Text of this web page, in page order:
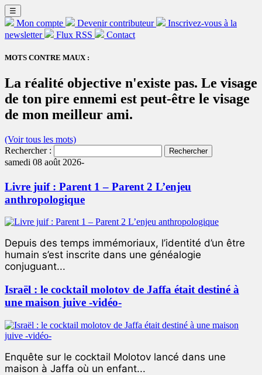
☰
Mon compte Devenir contributeur
Inscrivez-vous à la
newsletter
Flux RSS Contact
MOTS CONTRE MAUX :
La réalité objective n'existe pas. Le visage
de ton pire ennemi est peut-être le visage
de mon meilleur ami.
(Voir tous les mots)
Rechercher :
samedi 08 août 2026-
Livre juif : Parent 1 – Parent 2 L’enjeu
anthropologique
Depuis des temps immémoriaux, l’identité d’un être
humain s’est inscrite dans une généalogie
conjuguant...
Israël : le cocktail molotov de Jaffa était destiné à
une maison juive -vidéo-
Enquête sur le cocktail Molotov lancé dans une
maison à Jaffa où un enfant...